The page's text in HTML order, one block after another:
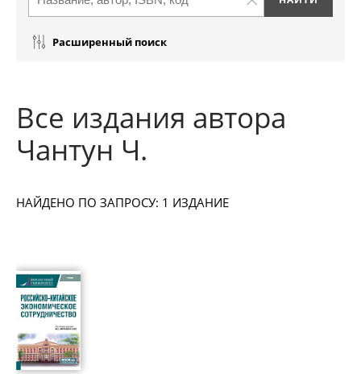
Расширенный поиск
Все издания автора
Чантун Ч.
НАЙДЕНО ПО ЗАПРОСУ: 1 ИЗДАНИЕ